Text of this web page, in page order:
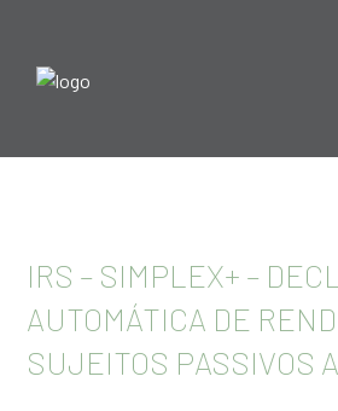
IRS – SIMPLEX+ –
AUTOMÁTICA DE
SUJEITOS PASSIVOS